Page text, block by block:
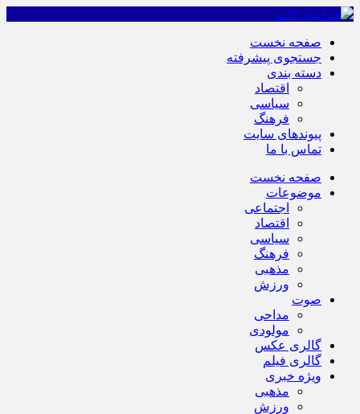
صفحه نخست
جستجوی پیشرفته
دسته بندی
اقتصاد
سیاسی
فرهنگ
پیوندهای سایت
تماس با ما
صفحه نخست
موضوعات
اجتماعی
اقتصاد
سیاسی
فرهنگ
مذهبی
ورزش
صوت
مداحی
مولودی
گالری عکس
گالری فیلم
ویژه خبری
مذهبی
ورزش